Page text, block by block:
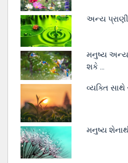
અન્ય
મનુષ્ય
શકે ...
વ્યક્તિ સાથે
મનુષ્ય